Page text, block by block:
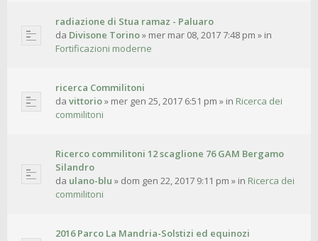
radiazione di Stua ramaz - Paluaro
da Divisone Torino» mer mar 08, 2017 7:48 pm » in
Fortificazioni moderne
ricerca Commilitoni
da vittorio» mer gen 25, 2017 6:51 pm » in Ricerca dei
commilitoni
Ricerco commilitoni 12 scaglione 76 GAM Bergamo
Silandro
da ulano-blu » dom gen 22, 2017 9:11 pm » in Ricerca dei
commilitoni
2016 Parco La Mandria-Solstizi ed equinozi